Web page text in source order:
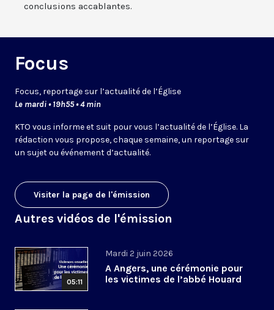
conclusions accablantes.
Focus
Focus, reportage sur l’actualité de l’Église
Le mardi • 19h55 • 4 min
KTO vous informe et suit pour vous l’actualité de l’Église. La
rédaction vous propose, chaque semaine, un reportage sur
un sujet ou événement d’actualité.
Visiter la page de l'émission
Autres vidéos de l'émission
05:11
Mardi 2 juin 2026
A Angers, une cérémonie pour
les victimes de l’abbé Houard